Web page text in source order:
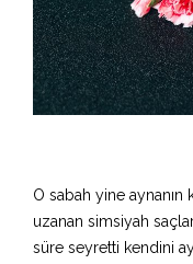
O sabah yine aynanın
uzanan simsiyah
süre seyretti kendini